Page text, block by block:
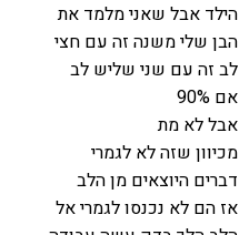
הילד אבל שאני מלמד את
הבן שלי משנה זה עם חצי
לב זה עם שני שליש לב
אם 90%
אבל לא מת
מכיוון שזה לא לגמרי
דברים היוצאים מן הלב
אז הם לא נכנסו לגמרי אל